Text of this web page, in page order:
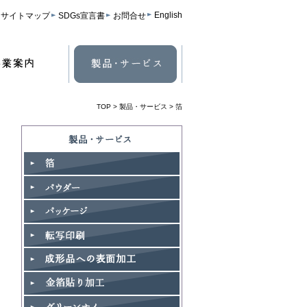
サイトマップ SDGs宣言書 お問合せ English
TOP > 製品・サービス > 箔